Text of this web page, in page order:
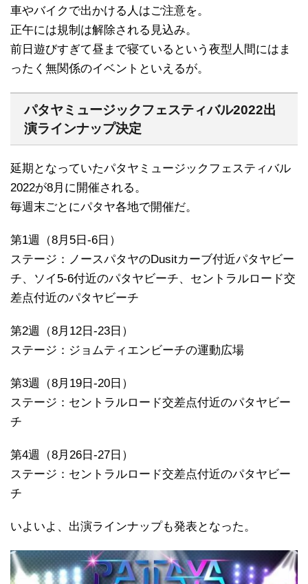
車やバイクで出かける人はご注意を。
正午には規制は解除される見込み。
前日遊びすぎて昼まで寝ているという夜型人間にはま
ったく無関係のイベントといえるが。
パタヤミュージックフェスティバル2022出
演ラインナップ決定
延期となっていたパタヤミュージックフェスティバル
2022が8月に開催される。
毎週末ごとにパタヤ各地で開催だ。
第1週（8月5日-6日）
ステージ：ノースパタヤのDusitカーブ付近パタヤビー
チ、ソイ5-6付近のパタヤビーチ、セントラルロード交
差点付近のパタヤビーチ
第2週（8月12日-23日）
ステージ：ジョムティエンビーチの運動広場
第3週（8月19日-20日）
ステージ：セントラルロード交差点付近のパタヤビー
チ
第4週（8月26日-27日）
ステージ：セントラルロード交差点付近のパタヤビー
チ
いよいよ、出演ラインナップも発表となった。